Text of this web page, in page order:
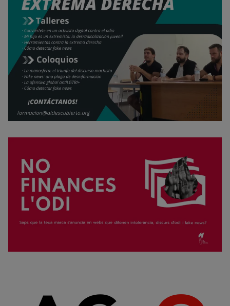
Opciones de cookies Aceptar cookies
Rechazar cookies Política de cookies